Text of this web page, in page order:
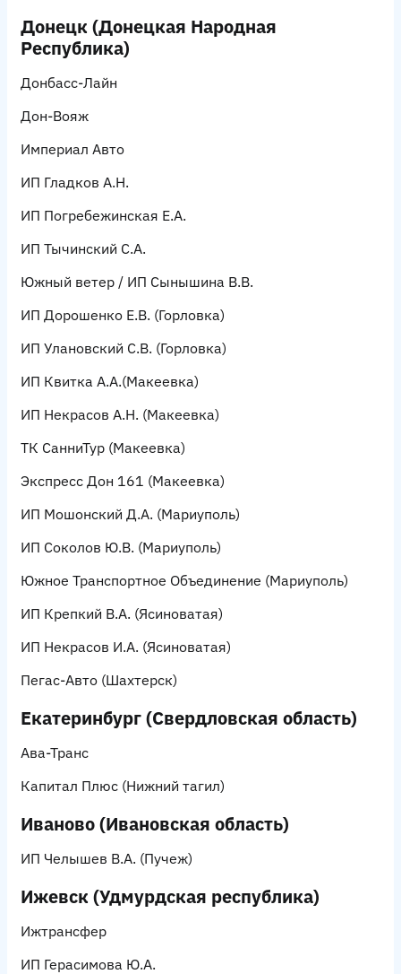
Донецк (Донецкая Народная
Республика)
Донбасс-Лайн
Дон-Вояж
Империал Авто
ИП Гладков А.Н.
ИП Погребежинская Е.А.
ИП Тычинский С.А.
Южный ветер / ИП Сынышина В.В.
ИП Дорошенко Е.В. (Горловка)
ИП Улановский С.В. (Горловка)
ИП Квитка А.А.(Макеевка)
ИП Некрасов А.Н. (Макеевка)
ТК СанниТур (Макеевка)
Экспресс Дон 161 (Макеевка)
ИП Мошонский Д.А. (Мариуполь)
ИП Соколов Ю.В. (Мариуполь)
Южное Транспортное Объединение (Мариуполь)
ИП Крепкий В.А. (Ясиноватая)
ИП Некрасов И.А. (Ясиноватая)
Пегас-Авто (Шахтерск)
Екатеринбург (Свердловская область)
Ава-Транс
Капитал Плюс (Нижний тагил)
Иваново (Ивановская область)
ИП Челышев В.А. (Пучеж)
Ижевск (Удмурдская республика)
Ижтрансфер
ИП Герасимова Ю.А.